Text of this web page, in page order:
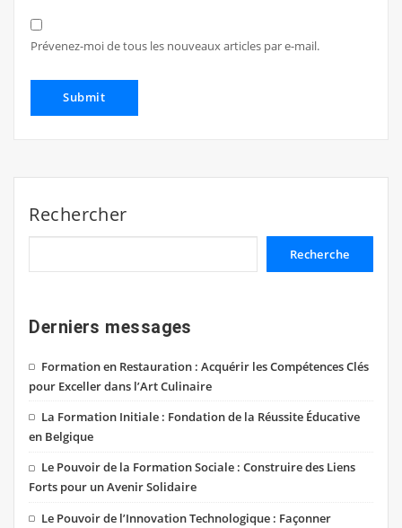
Prévenez-moi de tous les nouveaux articles par e-mail.
Rechercher
Recherche
Derniers messages
Formation en Restauration : Acquérir les Compétences Clés
pour Exceller dans l’Art Culinaire
La Formation Initiale : Fondation de la Réussite Éducative
en Belgique
Le Pouvoir de la Formation Sociale : Construire des Liens
Forts pour un Avenir Solidaire
Le Pouvoir de l’Innovation Technologique : Façonner